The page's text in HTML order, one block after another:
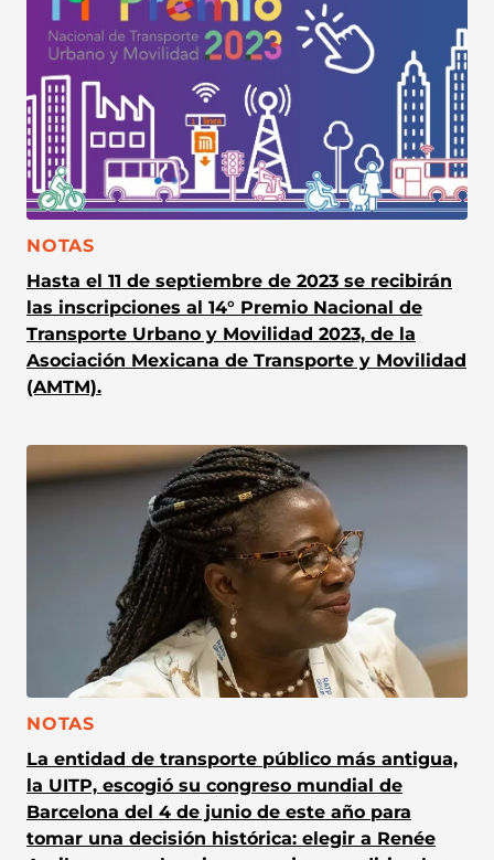
CATEGORÍA:
NOTAS
Hasta el 11 de septiembre de 2023 se recibirán
las inscripciones al 14° Premio Nacional de
Transporte Urbano y Movilidad 2023, de la
Asociación Mexicana de Transporte y Movilidad
(AMTM).
CATEGORÍA:
NOTAS
La entidad de transporte público más antigua,
la UITP, escogió su congreso mundial de
Barcelona del 4 de junio de este año para
tomar una decisión histórica: elegir a Renée